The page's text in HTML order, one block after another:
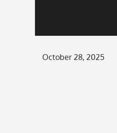
Posted
October 28, 2025